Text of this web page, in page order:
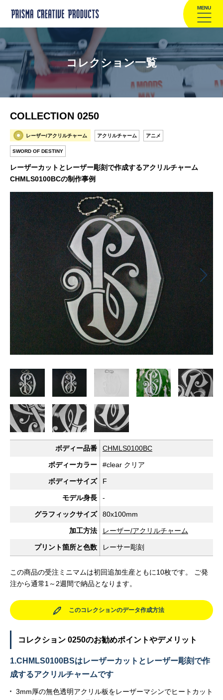
MENU
コレクション一覧
COLLECTION 0250
レーザー/アクリルチャーム アクリルチャーム アニメ
SWORD OF DESTINY
レーザーカットとレーザー彫刻で作成するアクリルチャーム
CHMLS0100BCの制作事例
ボディー品番 CHMLS0100BC
ボディーカラー #clear クリア
ボディーサイズ F
モデル身長 -
グラフィックサイズ 80x100mm
加工方法 レーザー/アクリルチャーム
プリント箇所と色数 レーサー彫刻
この商品の受注ミニマムは初回追加生産ともに10枚です。 ご発
注から通常1～2週間で納品となります。
このコレクションのデータ作成方法
コレクション 0250のお勧めポイントやデメリット
1.CHMLS0100BSはレーザーカットとレーザー彫刻で作
成するアクリルチャームです
3mm厚の無色透明アクリル板をレーザーマシンでヒートカット